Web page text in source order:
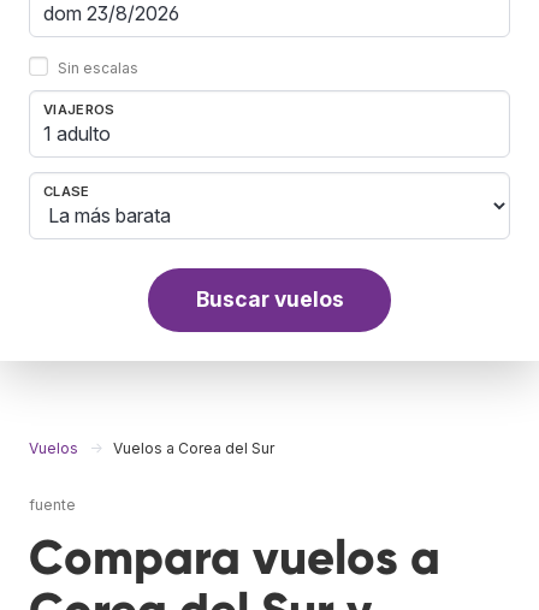
Sin escalas
VIAJEROS
1 adulto
CLASE
Buscar vuelos
Vuelos Vuelos a Corea del Sur
fuente
Compara vuelos a